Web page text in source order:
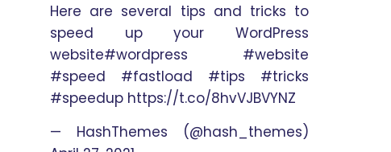
Here are several tips and tricks to
speed up your WordPress
website#wordpress
#website
#speed
#fastload #tips
#tricks
#speedup https://t.co/8hvVJBVYNZ
— HashThemes (@hash_themes)